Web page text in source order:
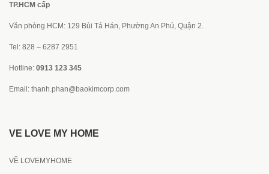
TP.HCM cấp
Văn phòng HCM: 129 Bùi Tá Hán, Phường An Phú, Quận 2.
Tel: 828 – 6287 2951
Hotline: 0913 123 345
Email: thanh.phan@baokimcorp.com
VỀ LOVE MY HOME
VỀ LOVEMYHOME